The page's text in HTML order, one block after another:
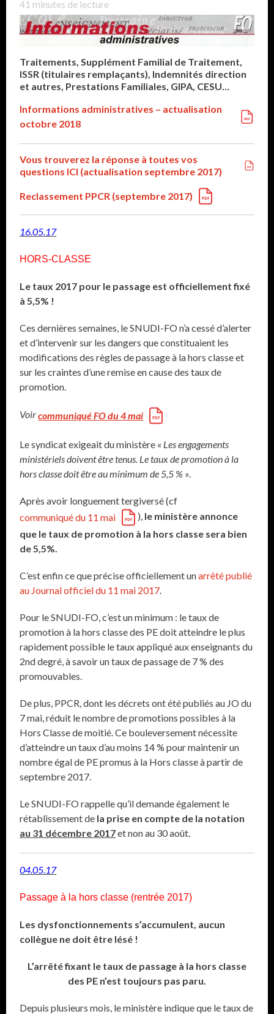
41 minutes de lecture
Traitements, Supplément Familial de Traitement,
ISSR (titulaires remplaçants), Indemnités direction
et autres, Prestations Familiales, GIPA, CESU…
Informations administratives – actualisation
octobre 2018
Vous trouverez la réponse à toutes vos
questions ICI (actualisation septembre 2017)
Reclassement PPCR (septembre 2017)
16.05.17
HORS-CLASSE
Le taux 2017 pour le passage est officiellement fixé
à 5,5% !
Ces dernières semaines, le SNUDI-FO n’a cessé d’alerter
et d’intervenir sur les dangers que constituaient les
modifications des règles de passage à la hors classe et
sur les craintes d’une remise en cause des taux de
promotion.
Voircommuniqué FO du 4 mai
Le syndicat exigeait du ministère « Les engagements
ministériels doivent être tenus. Le taux de promotion à la
hors classe doit être au minimum de 5,5 % ».
Après avoir longuement tergiversé (cf
communiqué du 11 mai
), le ministère annonce
que le taux de promotion à la hors classe sera bien
de 5,5%.
C’est enfin ce que précise officiellement unarrêté publié
au Journal officiel du 11 mai 2017.
Pour le SNUDI-FO, c’est un minimum : le taux de
promotion à la hors classe des PE doit atteindre le plus
rapidement possible le taux appliqué aux enseignants du
2nd degré, à savoir un taux de passage de 7 % des
promouvables.
De plus, PPCR, dont les décrets ont été publiés au JO du
7 mai, réduit le nombre de promotions possibles à la
Hors Classe de moitié. Ce bouleversement nécessite
d’atteindre un taux d’au moins 14 % pour maintenir un
nombre égal de PE promus à la Hors classe à partir de
septembre 2017.
Le SNUDI-FO rappelle qu’il demande également le
rétablissement de la prise en compte de la notation
au 31 décembre 2017et non au 30 août.
04.05.17
Passage à la hors classe (rentrée 2017)
Les dysfonctionnements s’accumulent, aucun
collègue ne doit être lésé !
L’arrêté fixant le taux de passage à la hors classe
des PE n’est toujours pas paru.
Depuis plusieurs mois, le ministère indique que le taux de